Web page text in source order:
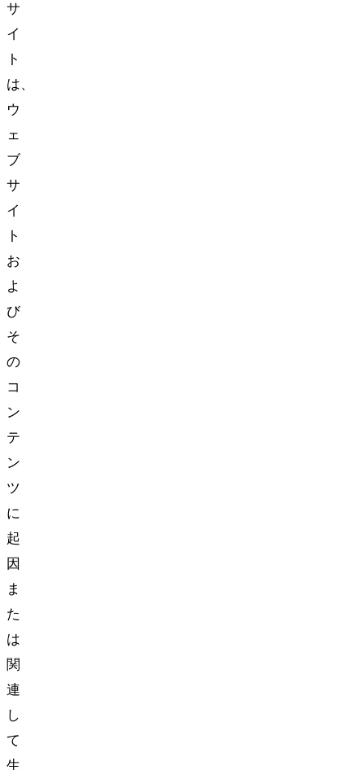
サ
イ
ト
は、
ウ
ェ
ブ
サ
イ
ト
お
よ
び
そ
の
コ
ン
テ
ン
ツ
に
起
因
ま
た
は
関
連
し
て
生